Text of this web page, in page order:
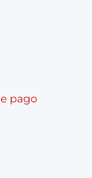
pago